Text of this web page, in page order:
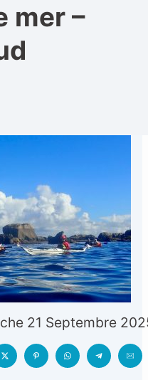
mer –
21 Septembre